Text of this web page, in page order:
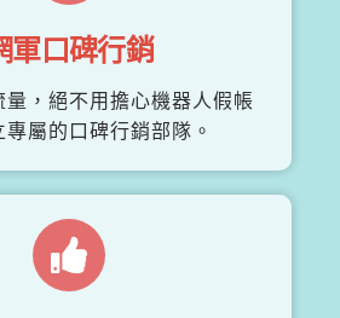
軍口碑行銷
量，絕不用擔心機器人假帳
屬的口碑行銷部隊。